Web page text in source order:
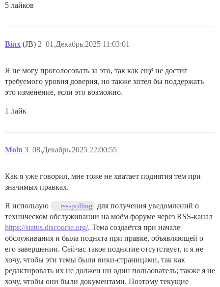
5 лайков
Binx (JB) 01.Декабрь.2025 11:03:01
2
Я не могу проголосовать за это, так как ещё не достиг
требуемого уровня доверия, но также хотел бы поддержать
это изменение, если это возможно.
1 лайк
Moin 08.Декабрь.2025 22:00:55
3
Как я уже говорил, мне тоже не хватает поднятия тем при
значимых правках.
Я использую rss-polling
для получения уведомлений о
техническом обслуживании на моём форуме через RSS-канал
https://status.discourse.org/. Тема создаётся при начале
обслуживания и была поднята при правке, объявляющей о
его завершении. Сейчас такое поднятие отсутствует, и я не
хочу, чтобы эти темы были вики-страницами, так как
редактировать их не должен ни один пользователь; также я не
хочу, чтобы они были документами. Поэтому текущие